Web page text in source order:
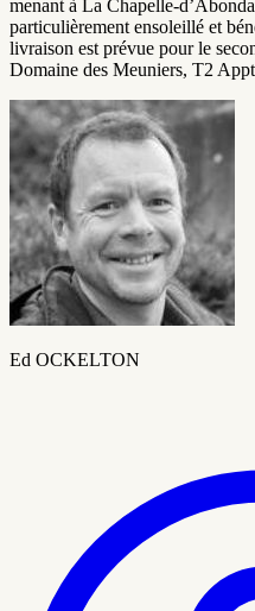
menant à La Chapelle-
particulièrement ensoleillé et
livraison est prévue pour le
Domaine des Meuniers, T2
Ed OCKELTON